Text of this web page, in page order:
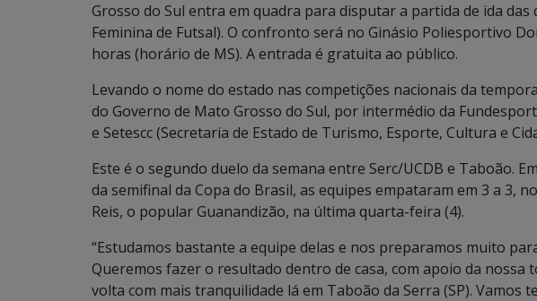
Grosso do Sul entra em quadra para disputar a partida de ida das
Feminina de Futsal). O confronto será no Ginásio Poliesportivo
horas (horário de MS). A entrada é gratuita ao público.
Levando o nome do estado nas competições nacionais da
do Governo de Mato Grosso do Sul, por intermédio da
e Setescc (Secretaria de Estado de Turismo, Esporte, Cultura e
Este é o segundo duelo da semana entre Serc/UCDB e Taboão.
da semifinal da Copa do Brasil, as equipes empataram em 3 a 3,
Reis, o popular Guanandizão, na última quarta-feira (4).
“Estudamos bastante a equipe delas e nos preparamos muito
Queremos fazer o resultado dentro de casa, com apoio da nossa
volta com mais tranquilidade lá em Taboão da Serra (SP). Vamos